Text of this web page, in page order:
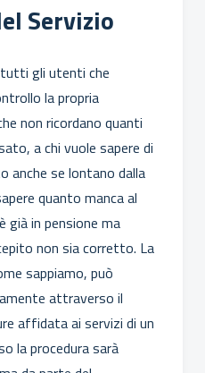
Servizio
gli utenti che
la propria
non ricordano quanti
a chi vuole sapere di
anche se lontano dalla
quanto manca al
già in pensione ma
non sia corretto. La
sappiamo, può
attraverso il
affidata ai servizi di un
la procedura sarà